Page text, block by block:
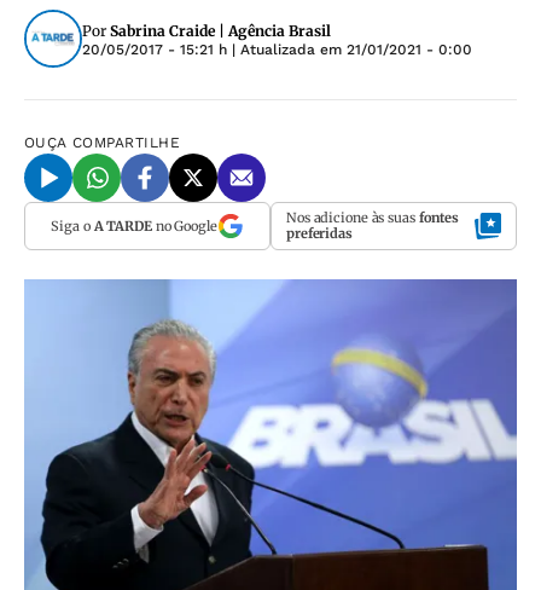
Por Sabrina Craide | Agência Brasil
20/05/2017 - 15:21 h | Atualizada em 21/01/2021 - 0:00
OUÇA COMPARTILHE
Siga o A TARDEno Google Nos adicione às suas fontes
preferidas